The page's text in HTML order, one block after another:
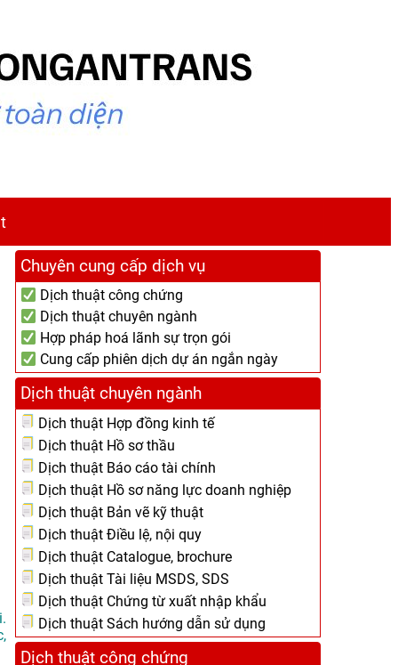
Chuyên cung cấp dịch vụ
Dịch thuật công chứng
Dịch thuật chuyên ngành
Hợp pháp hoá lãnh sự trọn gói
Cung cấp phiên dịch dự án ngắn ngày
Dịch thuật chuyên ngành
Dịch thuật Hợp đồng kinh tế
Dịch thuật Hồ sơ thầu
Dịch thuật Báo cáo tài chính
Dịch thuật Hồ sơ năng lực doanh nghiệp
Dịch thuật Bản vẽ kỹ thuật
Dịch thuật Điều lệ, nội quy
Dịch thuật Catalogue, brochure
Dịch thuật Tài liệu MSDS, SDS
Dịch thuật Chứng từ xuất nhập khẩu
Dịch thuật Sách hướng dẫn sử dụng
Dịch thuật công chứng